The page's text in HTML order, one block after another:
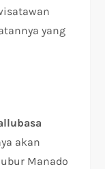
yang
akan
Manado